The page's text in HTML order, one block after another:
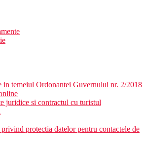
in temeiul Ordonantei Guvernului nr. 2/2018
juridice si contractul cu turistul
protectia datelor pentru contactele de